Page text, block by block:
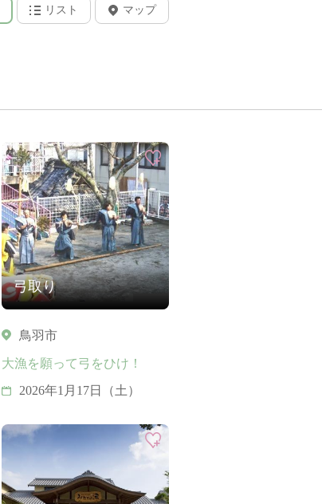
リスト マップ
弓取り
鳥羽市
大漁を願って弓をひけ！
2026年1月17日（土）